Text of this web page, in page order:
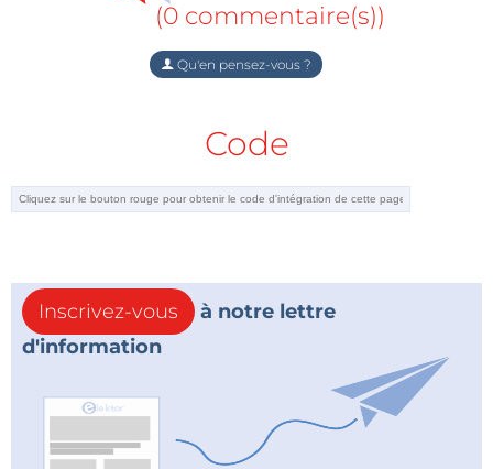
(0 commentaire(s))
Qu'en pensez-vous ?
Code
Inscrivez-vous
à notre lettre
d'information